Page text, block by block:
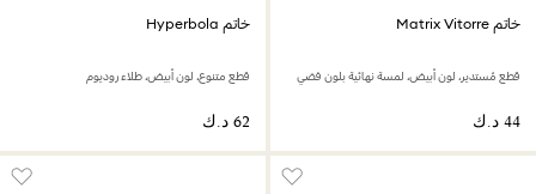
خاتم Matrix Vitorre
قطع مُستدير، لون أبيض، لمسة نهائية بلون فضي
خاتم Hyperbola
قطع متنوع، لون أبيض، طلاء روديوم